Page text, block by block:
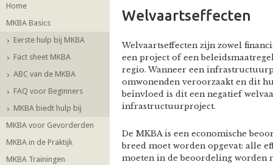
Home
MKBA Basics
Eerste hulp bij MKBA
Fact sheet MKBA
ABC van de MKBA
FAQ voor Beginners
MKBA biedt hulp bij
MKBA voor Gevorderden
MKBA in de Praktijk
MKBA Trainingen
Welvaartseffecten
Welvaartseffecten zijn zowel
een project of een
regio. Wanneer een
omwonenden veroorzaakt en dit
beïnvloed is dit een negatief
infrastructuurproject.
De MKBA is een economische
breed moet worden opgevat: alle
moeten in de beoordeling worden